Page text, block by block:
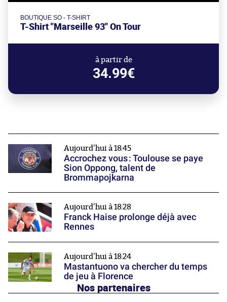
BOUTIQUE SO - T-SHIRT
T-Shirt "Marseille 93" On Tour
à partir de
34.99€
Aujourd'hui à 18:45
Accrochez vous : Toulouse se paye
Sion Oppong, talent de
Brommapojkarna
Aujourd'hui à 18:28
Franck Haise prolonge déjà avec
Rennes
Aujourd'hui à 18:24
Mastantuono va chercher du temps
de jeu à Florence
Nos partenaires